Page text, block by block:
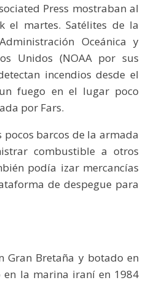
Press mostraban al
el martes. Satélites de la
Oceánica y
Unidos (NOAA por sus
incendios desde el
fuego en el lugar poco
por Fars.
pocos barcos de la armada
combustible a otros
podía izar mercancías
de despegue para
Gran Bretaña y botado en
en la marina iraní en 1984